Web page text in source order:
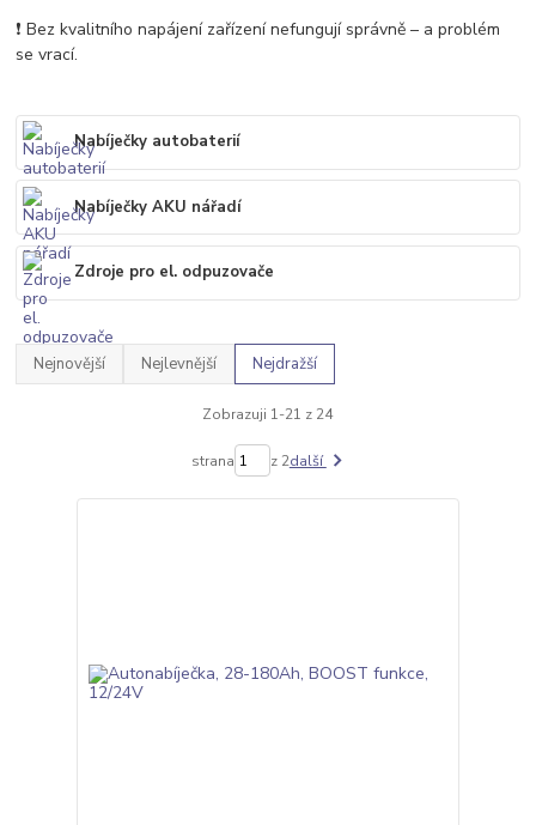
❗ Bez kvalitního napájení zařízení nefungují správně – a problém
se vrací.
Nabíječky autobaterií
Nabíječky AKU nářadí
Zdroje pro el. odpuzovače
Nejnovější Nejlevnější Nejdražší
Zobrazuji 1-21 z 24
strana z 2další